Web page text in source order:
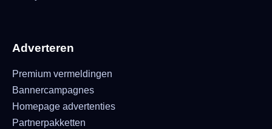
Adverteren
Premium vermeldingen
Bannercampagnes
Homepage advertenties
Partnerpakketten